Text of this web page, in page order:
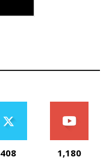
408 1,180